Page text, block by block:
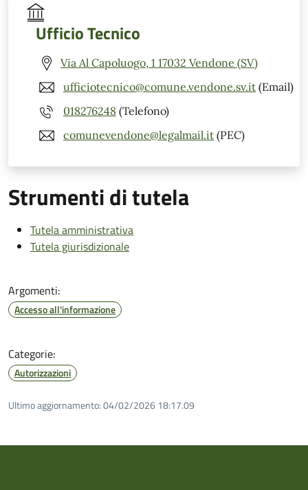
Ufficio Tecnico
Via Al Capoluogo, 1 17032 Vendone (SV)
ufficiotecnico@comune.vendone.sv.it (Email)
018276248 (Telefono)
comunevendone@legalmail.it (PEC)
Strumenti di tutela
Tutela amministrativa
Tutela giurisdizionale
Argomenti:
Accesso all'informazione
Categorie:
Autorizzazioni
Ultimo aggiornamento:04/02/2026 18:17.09